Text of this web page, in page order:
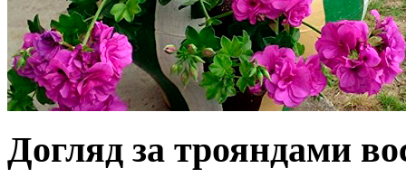
Догляд за трояндами